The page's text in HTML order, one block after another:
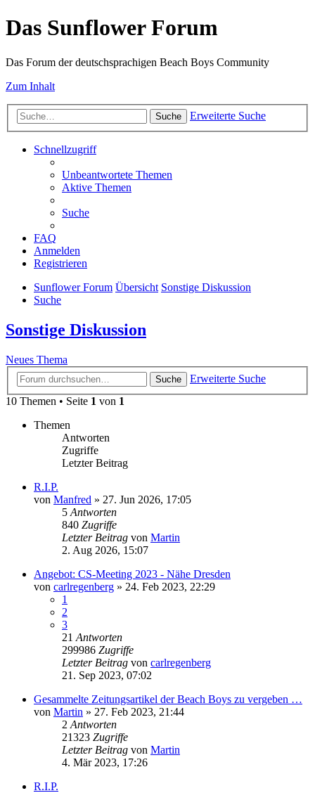
Das Sunflower Forum
Das Forum der deutschsprachigen Beach Boys Community
Zum Inhalt
Suche Erweiterte Suche
Schnellzugriff
Unbeantwortete Themen
Aktive Themen
Suche
FAQ
Anmelden
Registrieren
Sunflower Forum Übersicht Sonstige Diskussion
Suche
Sonstige Diskussion
Neues Thema
Suche
Erweiterte Suche
10 Themen • Seite 1 von 1
Themen
Antworten
Zugriffe
Letzter Beitrag
R.I.P.
von Manfred » 27. Jun 2026, 17:05
5 Antworten
840 Zugriffe
Letzter Beitrag von Martin
2. Aug 2026, 15:07
Angebot: CS-Meeting 2023 - Nähe Dresden
von carlregenberg » 24. Feb 2023, 22:29
1
2
3
21 Antworten
299986 Zugriffe
Letzter Beitrag von carlregenberg
21. Sep 2023, 07:02
Gesammelte Zeitungsartikel der Beach Boys zu vergeben …
von Martin » 27. Feb 2023, 21:44
2 Antworten
21323 Zugriffe
Letzter Beitrag von Martin
4. Mär 2023, 17:26
R.I.P.